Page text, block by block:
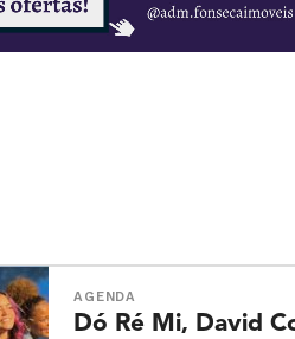
AGENDA
Dó Ré Mi, David